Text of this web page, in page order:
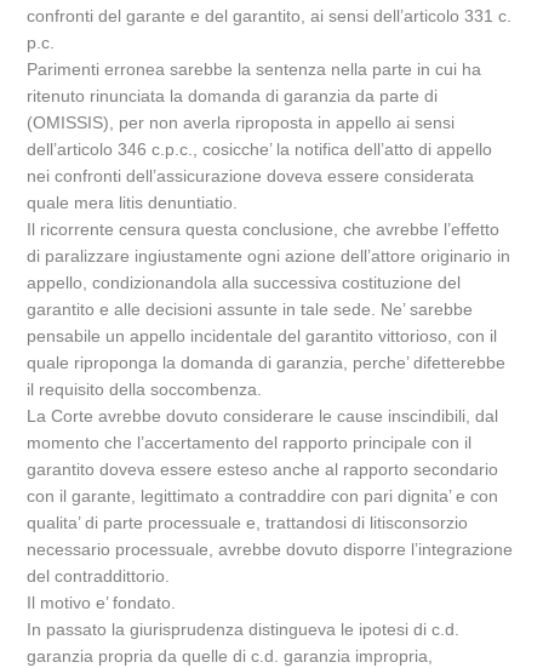
confronti del garante e del garantito, ai sensi dell’articolo 331 c.
p.c.
Parimenti erronea sarebbe la sentenza nella parte in cui ha
ritenuto rinunciata la domanda di garanzia da parte di
(OMISSIS), per non averla riproposta in appello ai sensi
dell’articolo 346 c.p.c., cosicche’ la notifica dell’atto di appello
nei confronti dell’assicurazione doveva essere considerata
quale mera litis denuntiatio.
Il ricorrente censura questa conclusione, che avrebbe l’effetto
di paralizzare ingiustamente ogni azione dell’attore originario in
appello, condizionandola alla successiva costituzione del
garantito e alle decisioni assunte in tale sede. Ne’ sarebbe
pensabile un appello incidentale del garantito vittorioso, con il
quale riproponga la domanda di garanzia, perche’ difetterebbe
il requisito della soccombenza.
La Corte avrebbe dovuto considerare le cause inscindibili, dal
momento che l’accertamento del rapporto principale con il
garantito doveva essere esteso anche al rapporto secondario
con il garante, legittimato a contraddire con pari dignita’ e con
qualita’ di parte processuale e, trattandosi di litisconsorzio
necessario processuale, avrebbe dovuto disporre l’integrazione
del contraddittorio.
Il motivo e’ fondato.
In passato la giurisprudenza distingueva le ipotesi di c.d.
garanzia propria da quelle di c.d. garanzia impropria,